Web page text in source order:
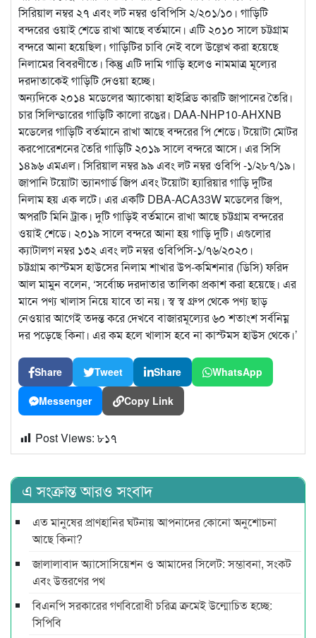
সিরিয়াল নম্বর ২৭ এবং লট নম্বর ওবিপিসি ২/২০১/১০। গাড়িটি
বন্দরের ওয়াই শেডে রাখা আছে বর্তমানে। এটি ২০১০ সালে চট্টগ্রাম
বন্দরে আনা হয়েছিল। গাড়িটির চাবি নেই বলে উল্লেখ করা হয়েছে
নিলামের বিবরণীতে। কিন্তু এটি দামি গাড়ি হলেও নামমাত্র মূল্যের
দরদাতাকেই গাড়িটি দেওয়া হচ্ছে।
অন্যদিকে ২০১৪ মডেলের অ্যাকোয়া হাইব্রিড কারটি জাপানের তৈরি।
চার সিলিন্ডারের গাড়িটি কালো রঙের। DAA-NHP10-AHXNB
মডেলের গাড়িটি বর্তমানে রাখা আছে বন্দরের পি শেডে। টয়োটা মোটর
করপোরেশনের তৈরি গাড়িটি ২০১৯ সালে বন্দরে আসে। এর সিসি
১৪৯৬ এমএল। সিরিয়াল নম্বর ৯৯ এবং লট নম্বর ওবিপি -১/২৮৭/১৯।
জাপানি টয়োটা ভ্যানগার্ড জিপ এবং টয়োটা হ্যারিয়ার গাড়ি দুটির
নিলাম হয় এক লটে। এর একটি DBA-ACA33W মডেলের জিপ,
অপরটি মিনি ট্রাক। দুটি গাড়িই বর্তমানে রাখা আছে চট্টগ্রাম বন্দরের
ওয়াই শেডে। ২০১৯ সালে বন্দরে আনা হয় গাড়ি দুটি। এগুলোর
ক্যাটালগ নম্বর ১৩২ এবং লট নম্বর ওবিপিসি-১/৭৬/২০২০।
চট্টগ্রাম কাস্টমস হাউসের নিলাম শাখার উপ-কমিশনার (ডিসি) ফরিদ
আল মামুন বলেন, ‘সর্বোচ্চ দরদাতার তালিকা প্রকাশ করা হয়েছে। এর
মানে পণ্য খালাস নিয়ে যাবে তা নয়। স্ব স্ব গ্রুপ থেকে পণ্য ছাড়
নেওয়ার আগেই তদন্ত করে দেখবে বাজারমূল্যের ৬০ শতাংশ সর্বনিম্ন
দর পড়েছে কিনা। এর কম হলে খালাস হবে না কাস্টমস হাউস থেকে।’
Share Tweet Share WhatsApp
Messenger Copy Link
Post Views: ৮১৭
এ সংক্রান্ত আরও সংবাদ
এত মানুষের প্রাণহানির ঘটনায় আপনাদের কোনো অনুশোচনা
আছে কিনা?
জালালাবাদ অ্যাসোসিয়েশন ও আমাদের সিলেট: সম্ভাবনা, সংকট
এবং উত্তরণের পথ
বিএনপি সরকারের গণবিরোধী চরিত্র ক্রমেই উন্মোচিত হচ্ছে:
সিপিবি